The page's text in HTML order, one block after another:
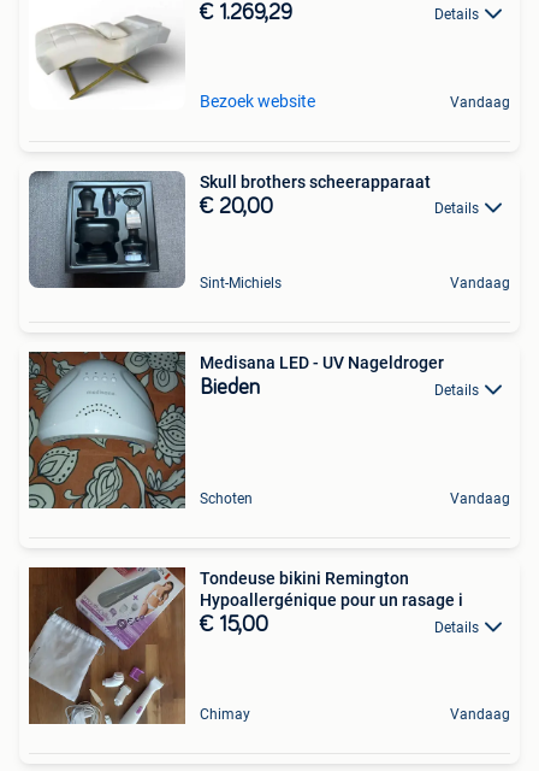
€ 1.269,29 Details
Bezoek website Vandaag
Skull brothers scheerapparaat
€ 20,00 Details
Sint-Michiels Vandaag
Medisana LED - UV Nageldroger
Bieden Details
Schoten Vandaag
Tondeuse bikini Remington
Hypoallergénique pour un rasage i
€ 15,00 Details
Chimay Vandaag